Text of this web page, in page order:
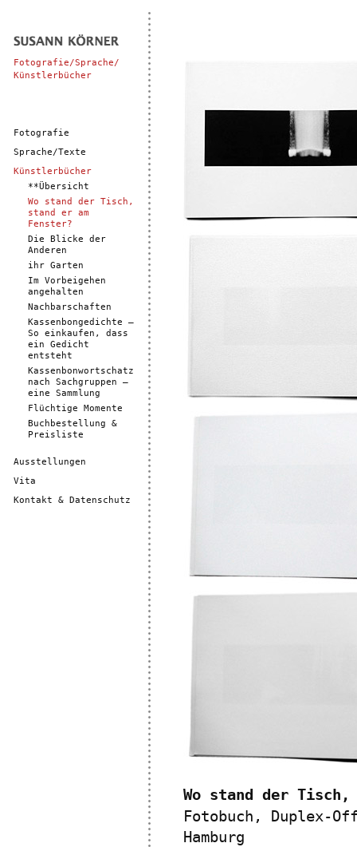
Fotografie/Sprache/
Künstlerbücher
Fotografie
Sprache/Texte
Künstlerbücher
**Übersicht
Wo stand der Tisch,
stand er am
Fenster?
Die Blicke der
Anderen
ihr Garten
Im Vorbeigehen
angehalten
Nachbarschaften
Kassenbongedichte –
So einkaufen, dass
ein Gedicht
entsteht
Kassenbonwortschatz
nach Sachgruppen –
eine Sammlung
Flüchtige Momente
Buchbestellung &
Preisliste
Ausstellungen
Vita
Kontakt & Datenschutz
Wo stand der
Fotobuch, Duplex-
Hamburg